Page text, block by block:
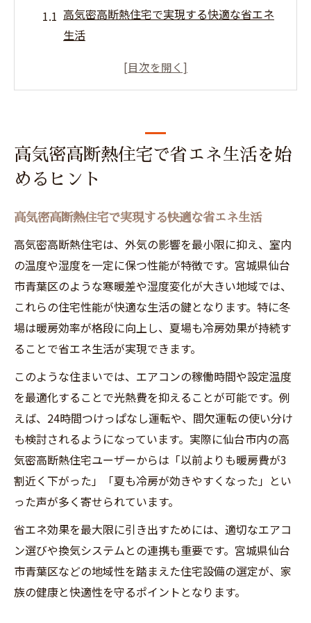
高気密高断熱住宅で実現する快適な省エネ
生活
光熱費を抑える高気密高断熱の工夫とコツ
め
高気密高断熱住宅と注文住宅の違いを理解
エアコンを活かした快適な断熱住宅の暮らし方
高気密高断熱とエアコン運用の省エネポイ
ント
エアコンをつけっぱなしにする高断熱住宅
の利点
快適温度を維持する高気密高断熱のエアコ
ン活用術
断熱住宅でエアコン効率を高める運用方法
とは
高気密高断熱住宅で電気代を抑える暮らし
方
結露・カビ対策に役立つ高気密住宅の運用術
高気密高断熱住宅の結露防止と快適空間の
秘訣
カビや湿気対策に強い高気密高断熱の特徴
とは
高気密高断熱住宅で実践する換気と空調管
理
高気密高断熱住宅で省エネ生活を始
めるヒント
高気密高断熱住宅で実現する快適な省エネ生活
高気密高断熱住宅は、外気の影響を最小限に抑え、室内
の温度や湿度を一定に保つ性能が特徴です。宮城県仙台
市青葉区のような寒暖差や湿度変化が大きい地域では、
これらの住宅性能が快適な生活の鍵となります。特に冬
場は暖房効率が格段に向上し、夏場も冷房効果が持続す
ることで省エネ生活が実現できます。
このような住まいでは、エアコンの稼働時間や設定温度
を最適化することで光熱費を抑えることが可能です。例
えば、24時間つけっぱなし運転や、間欠運転の使い分け
も検討されるようになっています。実際に仙台市内の高
気密高断熱住宅ユーザーからは「以前よりも暖房費が3
割近く下がった」「夏も冷房が効きやすくなった」とい
った声が多く寄せられています。
省エネ効果を最大限に引き出すためには、適切なエアコ
ン選びや換気システムとの連携も重要です。宮城県仙台
市青葉区などの地域性を踏まえた住宅設備の選定が、家
族の健康と快適性を守るポイントとなります。